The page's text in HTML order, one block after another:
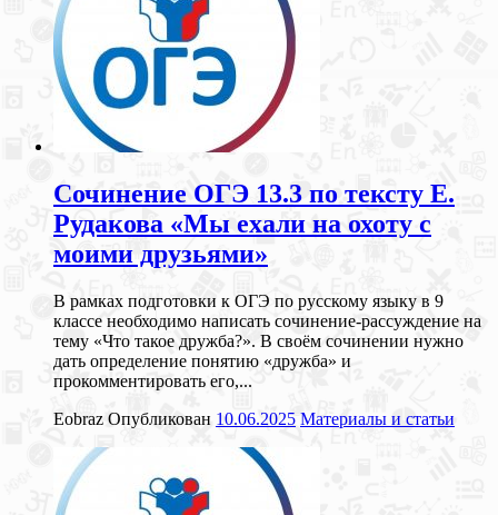
Сочинение ОГЭ 13.3 по тексту Е.
Рудакова «Мы ехали на охоту с
моими друзьями»
В рамках подготовки к ОГЭ по русскому языку в 9
классе необходимо написать сочинение-рассуждение на
тему «Что такое дружба?». В своём сочинении нужно
дать определение понятию «дружба» и
прокомментировать его,...
Eobraz Опубликован 10.06.2025 Материалы и статьи